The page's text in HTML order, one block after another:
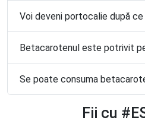
Voi deveni portocalie după
Betacarotenul este potrivit
Se poate consuma
Fii cu